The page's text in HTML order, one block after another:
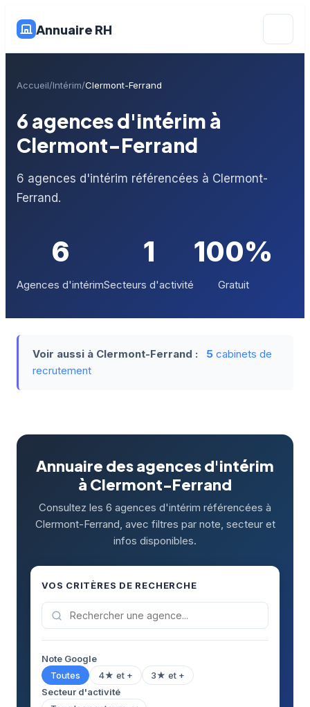
Annuaire RH
Accueil Intérim Clermont-Ferrand
6 agences d'intérim à
Clermont-Ferrand
6 agences d'intérim référencées à Clermont-
Ferrand.
6
Agences d'intérim
1
Secteurs d'activité
100%
Gratuit
Voir aussi à Clermont-Ferrand : 5 cabinets de
recrutement
Annuaire des agences d'intérim
à Clermont-Ferrand
Consultez les 6 agences d'intérim référencées à
Clermont-Ferrand, avec filtres par note, secteur et
infos disponibles.
VOS CRITÈRES DE RECHERCHE
Note Google
Toutes
4★ et +
3★ et +
Secteur d'activité